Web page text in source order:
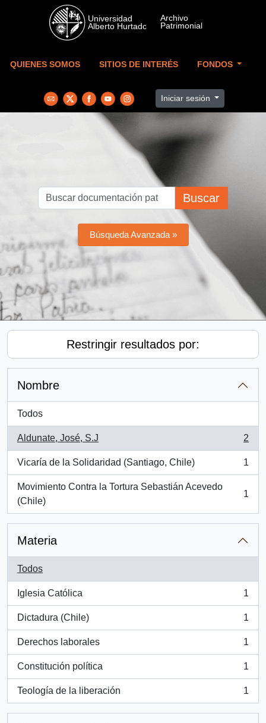
Skip to main content
QUIENES SOMOS SITIOS DE INTERÉS FONDOS
Iniciar sesión
Buscar
Búsqueda Avanzada »
Restringir resultados por:
Nombre
Todos
Aldunate, José, S.J
, 2 resultados
2
Vicaría de la Solidaridad (Santiago, Chile)
, 1 resultados
1
Movimiento Contra la Tortura Sebastián Acevedo
(Chile)
, 1 resultados
1
Materia
Todos
Iglesia Católica
, 1 resultados
1
Dictadura (Chile)
, 1 resultados
1
Derechos laborales
, 1 resultados
1
Constitución política
, 1 resultados
1
Teología de la liberación
, 1 resultados
1